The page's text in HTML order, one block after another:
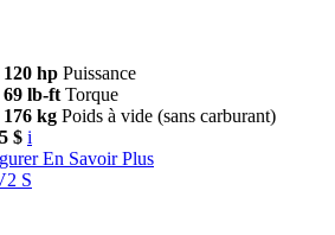
120 hp Puissance
69 lb-ft Torque
176 kg Poids à vide (sans carburant)
$ i
En Savoir Plus
S